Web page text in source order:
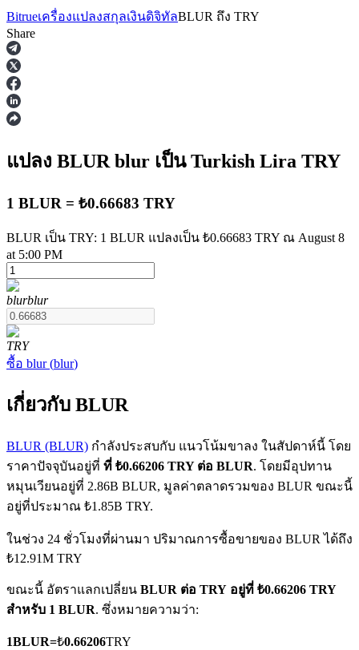
ฟิวเจอร์ส
ฟิวเจอร์สที่ใช้ USDT เป็นหลักประกัน
ฟิวเจอร์ส COIN-M
TradFi
อนุพันธ์ของหุ้น ฟอเร็กซ์ โลหะมีค่า และสินค้าโภคภัณฑ์
Bitrueเครื่องแปลงสกุลเงินดิจิทัลBLUR ถึง TRY
Share
แปลง BLUR blur เป็น Turkish Lira TRY
1 BLUR = ₺0.66683 TRY
BLUR เป็น TRY: 1 BLUR แปลงเป็น ₺0.66683 TRY ณ August 8
at 5:00 PM
blurblur
TRY
ซื้อ blur(blur)
เกี่ยวกับ BLUR
BLUR (BLUR) กำลังประสบกับ แนวโน้มขาลง ในสัปดาห์นี้ โดย
ราคาปัจจุบันอยู่ที่ ที่ ₺0.66206 TRY ต่อ BLUR. โดยมีอุปทาน
หมุนเวียนอยู่ที่ 2.86B BLUR, มูลค่าตลาดรวมของ BLUR ขณะนี้
อยู่ที่ประมาณ ₺1.85B TRY.
ในช่วง 24 ชั่วโมงที่ผ่านมา ปริมาณการซื้อขายของ BLUR ได้ถึง
₺12.91M TRY
ขณะนี้ อัตราแลกเปลี่ยน BLUR ต่อ TRY อยู่ที่ ₺0.66206 TRY
สำหรับ 1 BLUR. ซึ่งหมายความว่า:
1BLUR=₺0.66206TRY